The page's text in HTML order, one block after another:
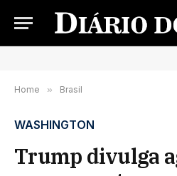
Home » Brasil
WASHINGTON
Trump divulga